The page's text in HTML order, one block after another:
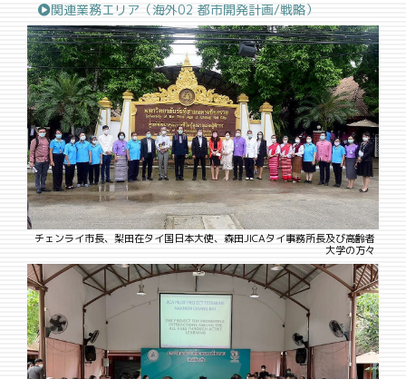
関連業務エリア（海外02 都市開発計画/戦略）
チェンライ市長、梨田在タイ国日本大使、森田JICAタイ事務所長及び高齢者
大学の方々